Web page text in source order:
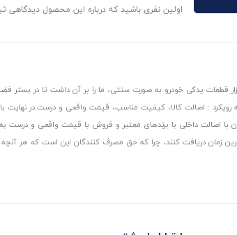
اولین نفری باشید که درباره این محصول دیدگاهی
قطعات یدکی خودرو به صورت سنتی، ما را بر آن داشت تا در
: اصالت کالا، کیفیت مناسب، قیمت واقعی و درست.در نهایت
با اصالت داخلی با برندهای معتبر و فروش با قیمت واقعی و
زمان دریافت کنند، چرا که حق مصرف کنندگان این است که هر آنچه